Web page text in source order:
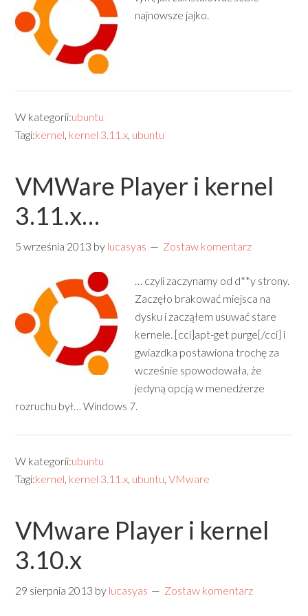
najnowsze jajko.
W kategorii:ubuntu
Tagi:kernel, kernel 3.11.x, ubuntu
VMWare Player i kernel
3.11.x…
5 września 2013 by lucasyas Zostaw komentarz
… czyli zaczynamy od d**y strony.
Zaczęło brakować miejsca na
dysku i zacząłem usuwać stare
kernele. [cci]apt-get purge[/cci] i
gwiazdka postawiona trochę za
wcześnie spowodowała, że
jedyną opcją w menedżerze
rozruchu był… Windows 7.
W kategorii:ubuntu
Tagi:kernel, kernel 3.11.x, ubuntu,VMware
VMware Player i kernel
3.10.x
29 sierpnia 2013 by lucasyas Zostaw komentarz